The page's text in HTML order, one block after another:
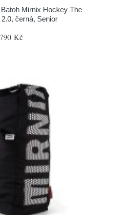
Mirnix Hockey The
černá, Senior
Kč